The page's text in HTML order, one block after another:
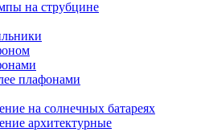
на струбцине
плафонами
на солнечных батареях
архитектурные